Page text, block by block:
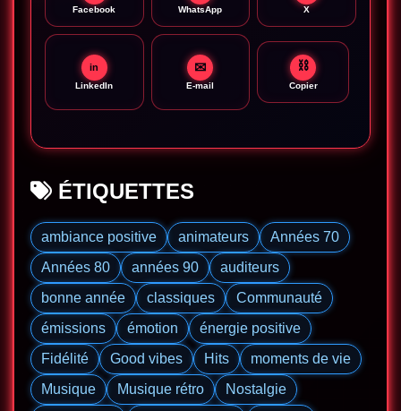
Facebook WhatsApp X
in
LinkedIn
✉
E-mail
⛓
Copier
ÉTIQUETTES
ambiance positive animateurs
Années 70
Années 80
années 90
auditeurs
bonne année
classiques
Communauté
émissions
émotion
énergie positive
Fidélité
Good vibes Hits
moments de vie
Musique
Musique rétro
Nostalgie